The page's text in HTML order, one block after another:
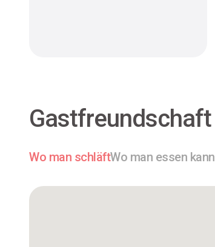
Gastfreundschaft
Wo man schläftWo man essen kann